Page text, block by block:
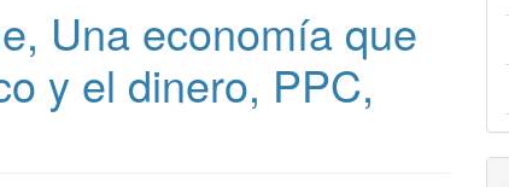
Una economía que
y el dinero, PPC,